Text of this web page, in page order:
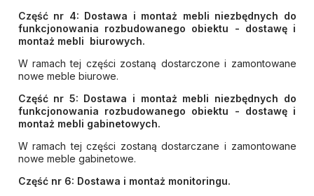
Część nr 4: Dostawa i montaż mebli niezbędnych do
funkcjonowania rozbudowanego obiektu - dostawę i
montaż mebli biurowych.
W ramach tej części zostaną dostarczone i zamontowane
nowe meble biurowe.
Część nr 5: Dostawa i montaż mebli niezbędnych do
funkcjonowania rozbudowanego obiektu - dostawę i
montaż mebli gabinetowych.
W ramach tej części zostaną dostarczane i zamontowane
nowe meble gabinetowe.
Część nr 6: Dostawa i montaż monitoringu.